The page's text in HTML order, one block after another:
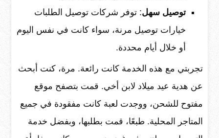
توصيل سهل: توفر شركات توصيل الطلبات
خيارات توصيل مرنة، سواء كانت في نفس اليوم
أو خلال أيام محددة.
تجربتي مع هذه الخدمة كانت رائعة. مرة، كنت أبحث
عن هدية عيد ميلاد لابن أخي. قمت بتصفح موقع
مفتوح للشحن، ووجدت لعبة كانت مفقودة في جميع
المتاجر المحلية. طبعًا، قمت بطلبها، وبفضل خدمة